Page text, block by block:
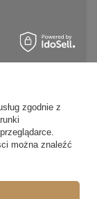
zgodnie z
można znaleźć